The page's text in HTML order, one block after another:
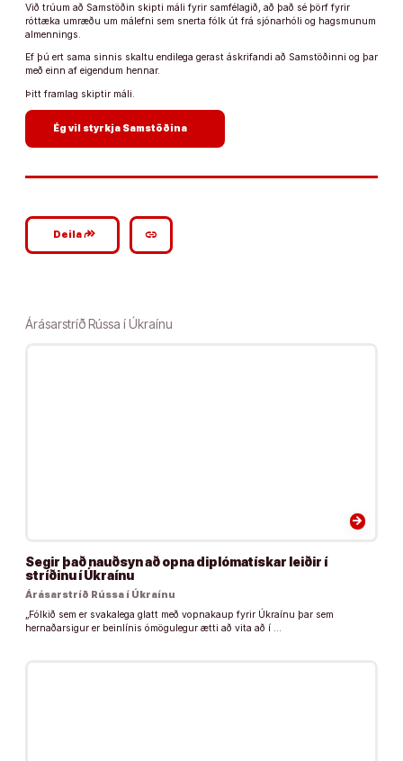
Við trúum að Samstöðin skipti máli fyrir samfélagið, að það sé þörf fyrir
róttæka umræðu um málefni sem snerta fólk út frá sjónarhóli og hagsmunum
almennings.
Ef þú ert sama sinnis skaltu endilega gerast áskrifandi að Samstöðinni og þar
með einn af eigendum hennar.
Þitt framlag skiptir máli.
Ég vil styrkja Samstöðina
Deilagoogle_plus_reshare link
Árásarstríð Rússa í Úkraínu
arrow_forward
Segir það nauðsyn að opna diplómatískar leiðir í
stríðinu í Úkraínu
Árásarstríð Rússa í Úkraínu
„Fólkið sem er svakalega glatt með vopnakaup fyrir Úkraínu þar sem
hernaðarsigur er beinlínis ómögulegur ætti að vita að í …